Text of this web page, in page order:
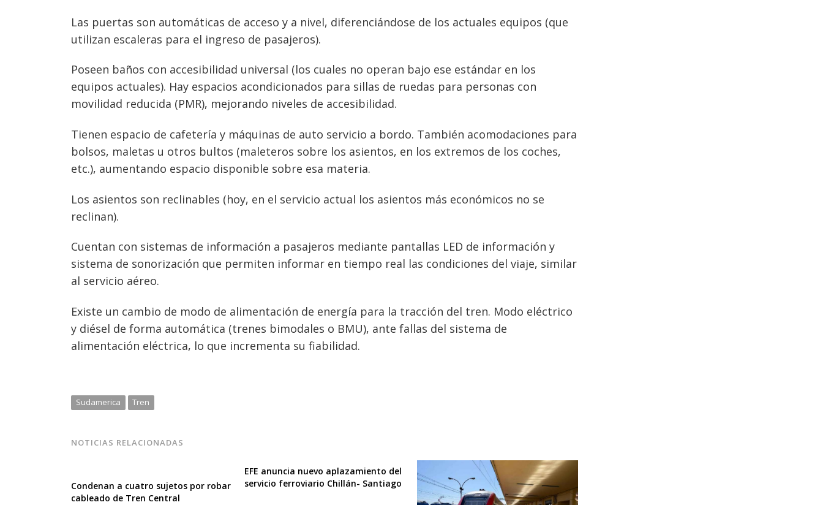
Las puertas son automáticas de acceso y a nivel, diferenciándose de los actuales equipos (que
utilizan escaleras para el ingreso de pasajeros).
Poseen baños con accesibilidad universal (los cuales no operan bajo ese estándar en los
equipos actuales). Hay espacios acondicionados para sillas de ruedas para personas con
movilidad reducida (PMR), mejorando niveles de accesibilidad.
Tienen espacio de cafetería y máquinas de auto servicio a bordo. También acomodaciones para
bolsos, maletas u otros bultos (maleteros sobre los asientos, en los extremos de los coches,
etc.), aumentando espacio disponible sobre esa materia.
Los asientos son reclinables (hoy, en el servicio actual los asientos más económicos no se
reclinan).
Cuentan con sistemas de información a pasajeros mediante pantallas LED de información y
sistema de sonorización que permiten informar en tiempo real las condiciones del viaje, similar
al servicio aéreo.
Existe un cambio de modo de alimentación de energía para la tracción del tren. Modo eléctrico
y diésel de forma automática (trenes bimodales o BMU), ante fallas del sistema de
alimentación eléctrica, lo que incrementa su fiabilidad.
Sudamerica Tren
NOTICIAS RELACIONADAS
Condenan a cuatro sujetos por robar
cableado de Tren Central
EFE anuncia nuevo aplazamiento del
servicio ferroviario Chillán- Santiago